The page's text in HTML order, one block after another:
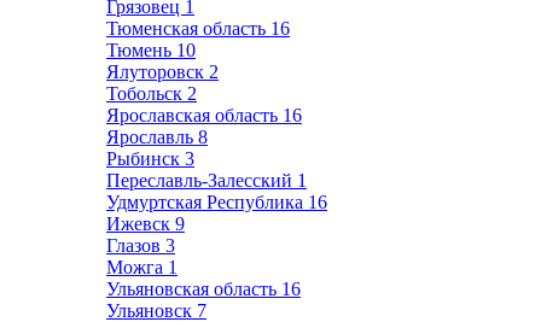
Грязовец 1
Тюменская область 16
Тюмень 10
Ялуторовск 2
Тобольск 2
Ярославская область 16
Ярославль 8
Рыбинск 3
Переславль-Залесский 1
Удмуртская Республика 16
Ижевск 9
Глазов 3
Можга 1
Ульяновская область 16
Ульяновск 7